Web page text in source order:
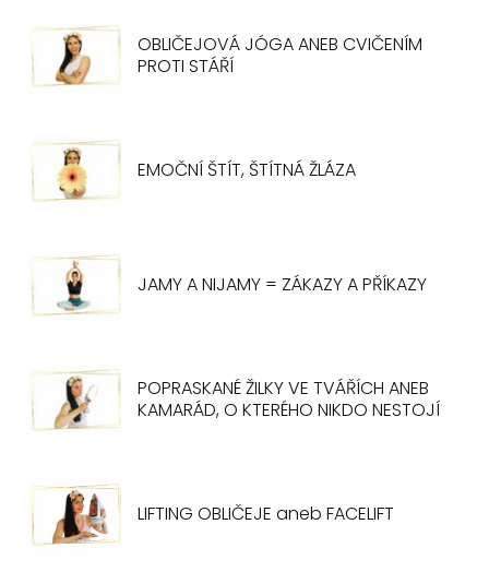
OBLIČEJOVÁ JÓGA ANEB CVIČENÍM
PROTI STÁŘÍ
EMOČNÍ ŠTÍT, ŠTÍTNÁ ŽLÁZA
JAMY A NIJAMY = ZÁKAZY A PŘÍKAZY
POPRASKANÉ ŽILKY VE TVÁŘÍCH ANEB
KAMARÁD, O KTERÉHO NIKDO NESTOJÍ
LIFTING OBLIČEJE aneb FACELIFT